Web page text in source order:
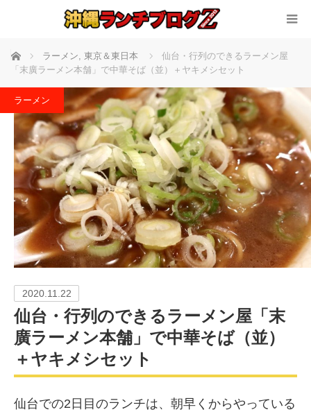
ホーム ラーメン, 東京＆東日本
仙台・行列のできるラーメン屋
「末廣ラーメン本舗」で中華そば（並）＋ヤキメシセット
ラーメン
2020.11.22
仙台・行列のできるラーメン屋「末
廣ラーメン本舗」で中華そば（並）
＋ヤキメシセット
仙台での2日目のランチは、朝早くからやっている